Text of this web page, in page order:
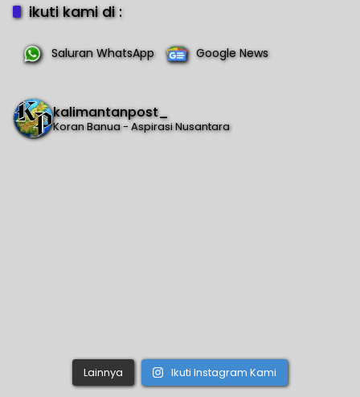
ikuti kami di :
Saluran WhatsApp Google News
kalimantanpost_
Koran Banua - Aspirasi Nusantara
Lainnya Ikuti Instagram Kami